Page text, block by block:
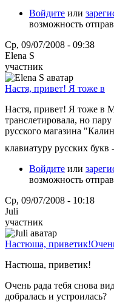
Войдите или
возможность
Ср, 09/07/2008 - 09:38
Elena S
участник
Настя, привет! Я тоже в
Настя, привет! Я тоже в
транслетировала, но
русского магазина
клавиатуру русских букв
Войдите или
возможность
Ср, 09/07/2008 - 10:18
Juli
участник
Настюша,
Настюша, приветик!
Очень рада тебя снова
добралась и устроилась?